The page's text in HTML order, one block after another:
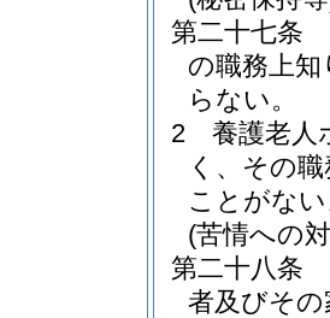
第二十七条
の職務上
らない。
2
養護老人
く、その
ことがな
(苦情への
第二十八条
者及びそ